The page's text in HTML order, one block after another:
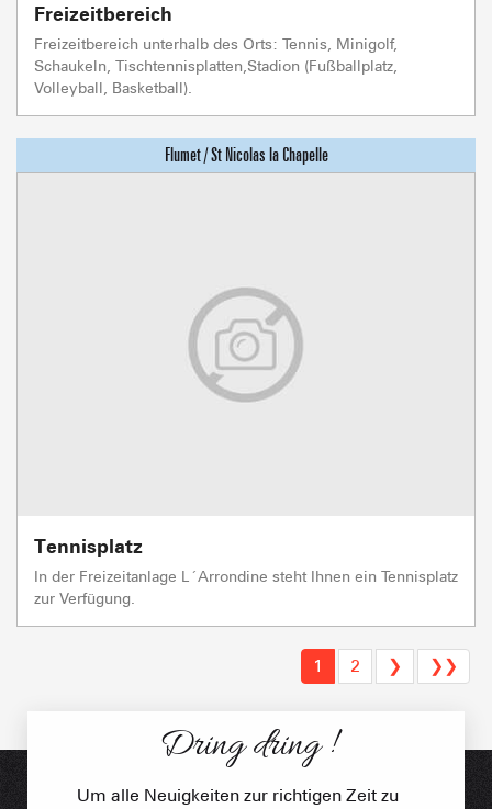
Freizeitbereich
Freizeitbereich unterhalb des Orts: Tennis, Minigolf,
Schaukeln, Tischtennisplatten,Stadion (Fußballplatz,
Volleyball, Basketball).
Tennisplatz
In der Freizeitanlage L´Arrondine steht Ihnen ein Tennisplatz
zur Verfügung.
1 2 ❯ ❯❯
Dring dring !
Um alle Neuigkeiten zur richtigen Zeit zu